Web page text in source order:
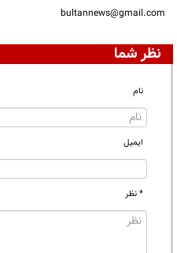
bultannews@gmail.com
نظر شما
نام
ایمیل
* نظر